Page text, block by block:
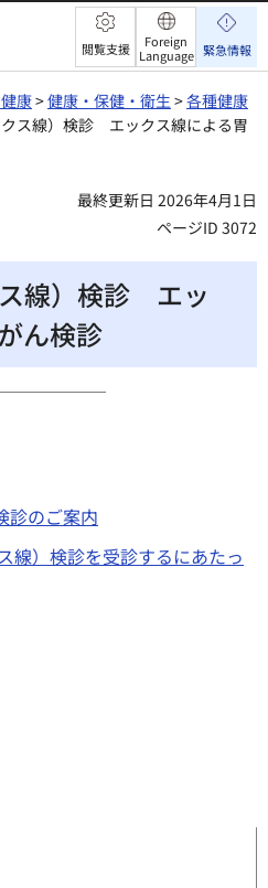
閲覧支援
Foreign
Language 緊急情報
康>健康・保健・衛生 >各種健康
ス線）検診 エックス線による胃
最終更新日 2026年4月1日
ページID 3072
線）検診 エッ
ん検診
診のご案内
線）検診を受診するにあたっ